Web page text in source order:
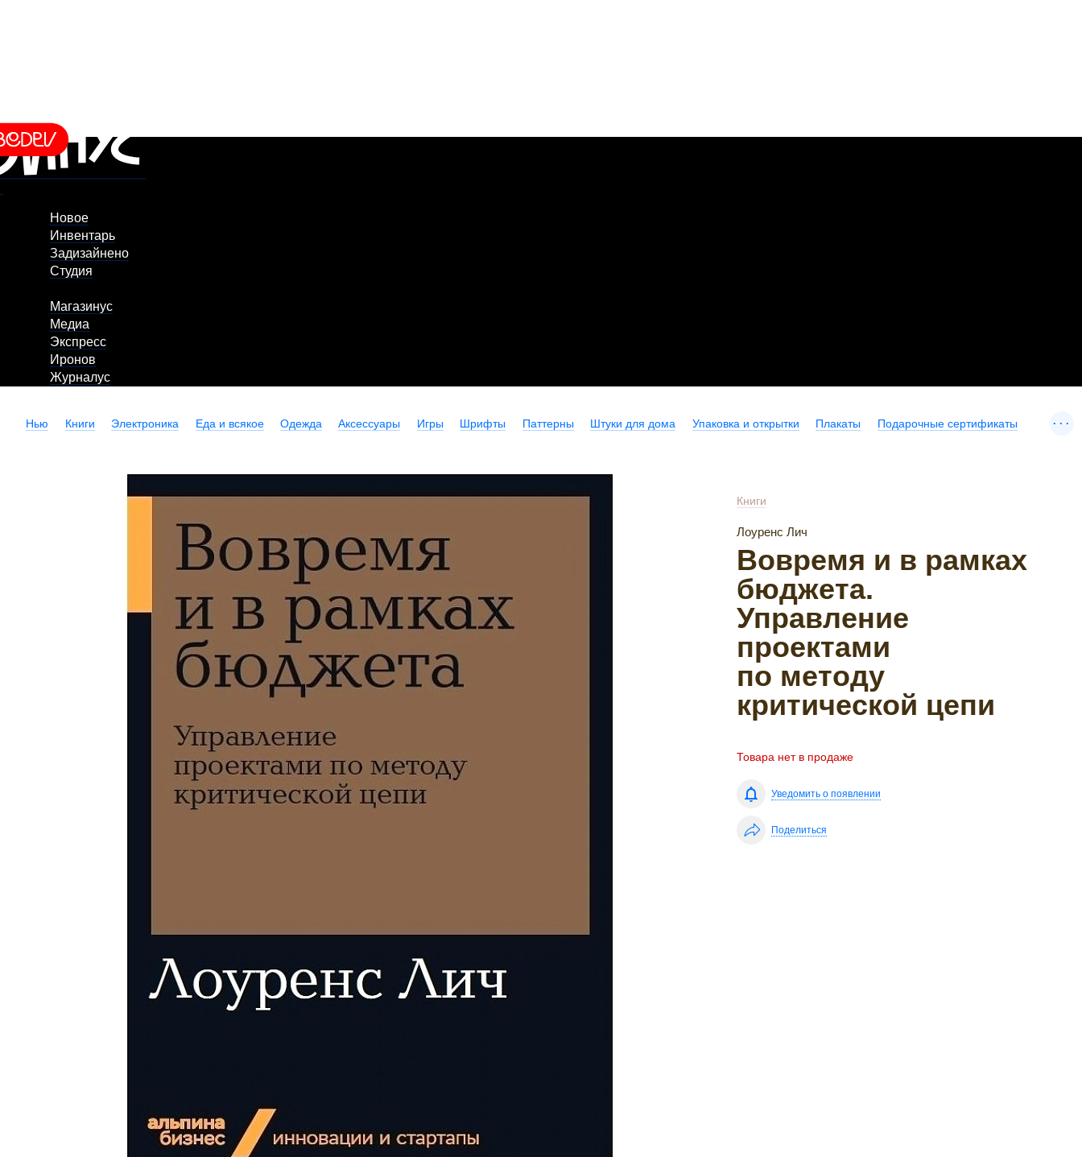
Новое
Инвентарь
Задизайнено
Студия
Магазинус
Медиа
Экспресс
Иронов
Журналус
Нью Книги Электроника Еда и всякое Одежда Аксессуары Игры Шрифты Паттерны Штуки для дома Упаковка и открытки Плакаты Подарочные сертификаты ...
Книги
Лоуренс Лич
Вовремя и в рамках
бюджета.
Управление
проектами
по методу
критической цепи
Товара нет в продаже
Уведомить о появлении
Поделиться